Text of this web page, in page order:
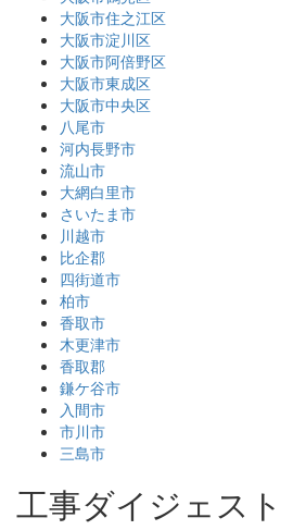
大阪市住之江区
大阪市淀川区
大阪市阿倍野区
大阪市東成区
大阪市中央区
八尾市
河内長野市
流山市
大網白里市
さいたま市
川越市
比企郡
四街道市
柏市
香取市
木更津市
香取郡
鎌ケ谷市
入間市
市川市
三島市
工事ダイジェスト